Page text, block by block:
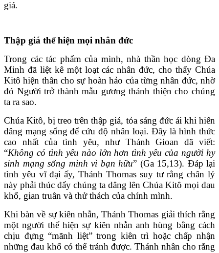
giá.
Thập giá thể hiện mọi nhân đức
Trong các tác phẩm của mình, nhà thần học dòng Đa
Minh đã liệt kê một loạt các nhân đức, cho thấy Chúa
Kitô hiện thân cho sự hoàn hảo của từng nhân đức, nhờ
đó Người trở thành mẫu gương thánh thiện cho chúng
ta ra sao.
Chúa Kitô, bị treo trên thập giá, tỏa sáng đức ái khi hiến
dâng mạng sống để cứu độ nhân loại. Đây là hình thức
cao nhất của tình yêu, như Thánh Gioan đã viết:
“Không có tình yêu nào lớn hơn tình yêu của người hy
sinh mạng sống mình vì bạn hữu” (Ga 15,13). Đáp lại
tình yêu vĩ đại ấy, Thánh Thomas suy tư rằng chân lý
này phải thúc đẩy chúng ta dâng lên Chúa Kitô mọi đau
khổ, gian truân và thử thách của chính mình.
Khi bàn về sự kiên nhẫn, Thánh Thomas giải thích rằng
một người thể hiện sự kiên nhẫn anh hùng bằng cách
chịu đựng “mãnh liệt” trong kiên trì hoặc chấp nhận
những đau khổ có thể tránh được. Thánh nhân cho rằng